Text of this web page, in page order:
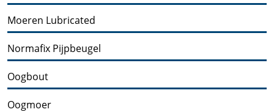
Moeren Lubricated
Normafix Pijpbeugel
Oogbout
Oogmoer